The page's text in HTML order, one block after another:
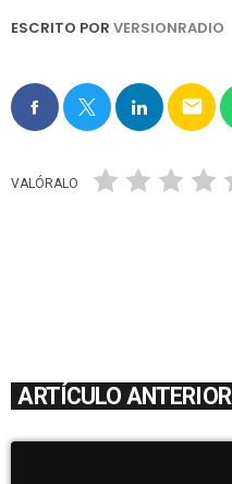
ESCRITO POR VERSIONRADIO
email
VALÓRALO
ARTÍCULO ANTERIOR